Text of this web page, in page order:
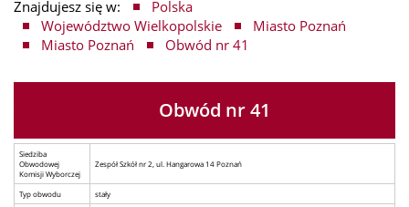
Znajdujesz się w:
Polska
Województwo Wielkopolskie
Miasto Poznań
Miasto Poznań
Obwód nr 41
Obwód nr 41
Siedziba
Obwodowej
Komisji Wyborczej
Zespół Szkół nr 2, ul. Hangarowa 14 Poznań
Typ obwodu
stały